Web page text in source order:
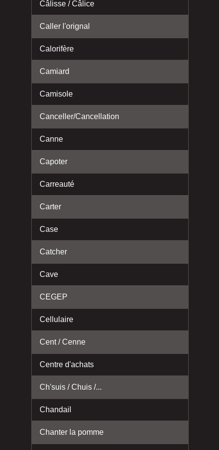
Câlisse / Câlice
Caller l'orignal
Calorifère
Camiard
Camisole
Canceller/Cancellation
Canne
Capoter
Carreauté
Carter
Case
Catcher
Cave
CEGEP
Cellulaire
Cent / Cenne
Centre d'achats
Ch'suis / Chuis /...
Chandail
Chanter la pomme